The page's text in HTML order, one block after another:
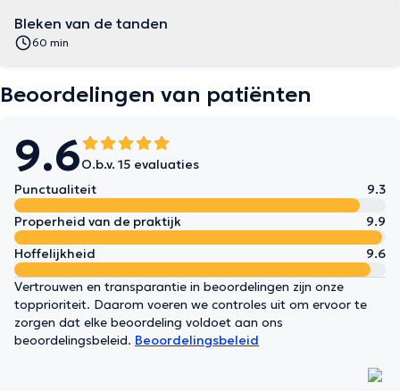
Bleken van de tanden
60 min
Beoordelingen van patiënten
9.6O.b.v. 15 evaluaties
Punctualiteit
9.3
Properheid van de praktijk
9.9
Hoffelijkheid
9.6
Vertrouwen en transparantie in beoordelingen zijn onze
topprioriteit. Daarom voeren we controles uit om ervoor te
zorgen dat elke beoordeling voldoet aan ons
beoordelingsbeleid. Beoordelingsbeleid